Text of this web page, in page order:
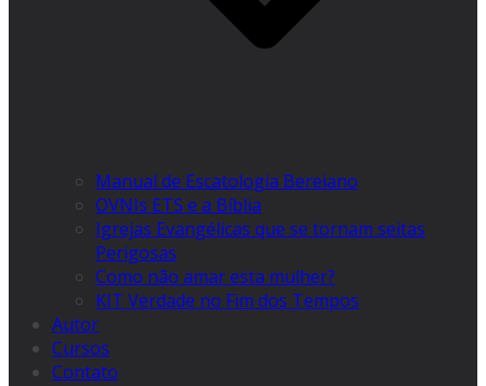
Manual de Escatologia Bereiano
OVNIs ETS e a Bíblia
Igrejas Evangélicas que se tornam seitas
Perigosas
Como não amar esta mulher?
KIT Verdade no Fim dos Tempos
Autor
Cursos
Contato